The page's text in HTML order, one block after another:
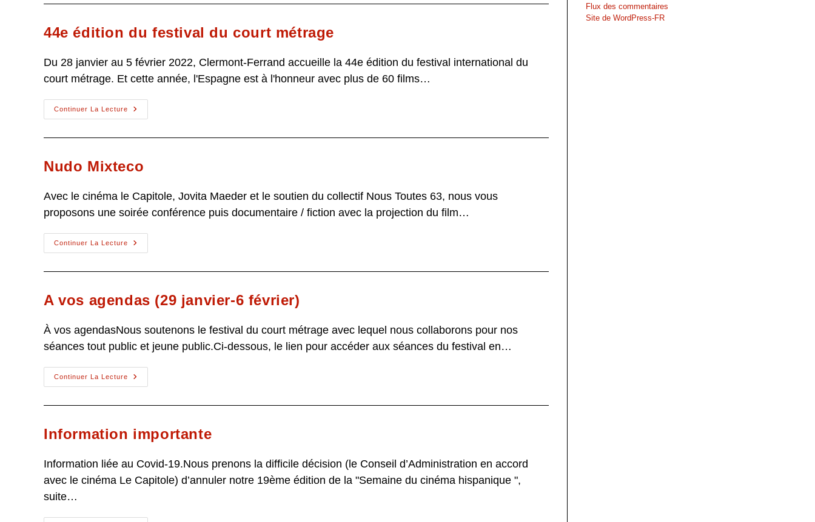
44e édition du festival du court métrage
Du 28 janvier au 5 février 2022, Clermont-Ferrand accueille la 44e édition du festival international du
court métrage. Et cette année, l'Espagne est à l'honneur avec plus de 60 films…
Continuer La Lecture
44e
Édition
Nudo Mixteco
Avec le cinéma le Capitole, Jovita Maeder et le soutien du collectif Nous Toutes 63, nous vous
proposons une soirée conférence puis documentaire / fiction avec la projection du film…
Continuer La Lecture
Nudo
Mixteco
A vos agendas (29 janvier-6 février)
À vos agendasNous soutenons le festival du court métrage avec lequel nous collaborons pour nos
séances tout public et jeune public.Ci-dessous, le lien pour accéder aux séances du festival en…
Continuer La Lecture
Vos
Février)
Information importante
Information liée au Covid-19.Nous prenons la difficile décision (le Conseil d’Administration en accord
avec le cinéma Le Capitole) d’annuler notre 19ème édition de la "Semaine du cinéma hispanique ",
suite…
Flux des commentaires
Site de WordPress-FR